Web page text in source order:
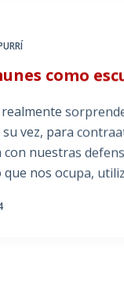
como
vez, para
nuestras
que nos ocupa,